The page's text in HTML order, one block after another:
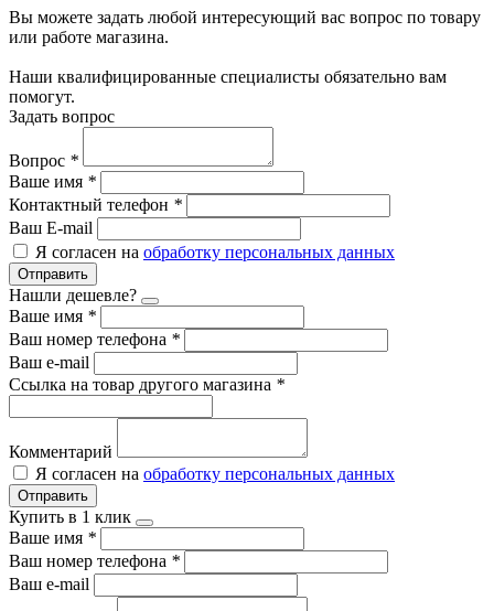
Вы можете задать любой интересующий вас вопрос по товару
или работе магазина.
Наши квалифицированные специалисты обязательно вам
помогут.
Задать вопрос
Вопрос *
Ваше имя *
Контактный телефон *
Ваш E-mail
Я согласен на обработку персональных данных
Отправить
Нашли дешевле?
Ваше имя *
Ваш номер телефона *
Ваш e-mail
Ссылка на товар другого магазина *
Комментарий
Я согласен на обработку персональных данных
Отправить
Купить в 1 клик
Ваше имя *
Ваш номер телефона *
Ваш e-mail